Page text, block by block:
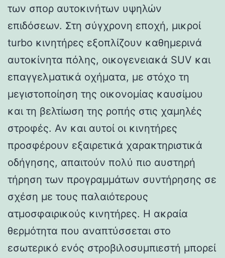
των σπορ αυτοκινήτων υψηλών
επιδόσεων. Στη σύγχρονη εποχή, μικροί
turbo κινητήρες εξοπλίζουν καθημερινά
αυτοκίνητα πόλης, οικογενειακά SUV και
επαγγελματικά οχήματα, με στόχο τη
μεγιστοποίηση της οικονομίας καυσίμου
και τη βελτίωση της ροπής στις χαμηλές
στροφές. Αν και αυτοί οι κινητήρες
προσφέρουν εξαιρετικά χαρακτηριστικά
οδήγησης, απαιτούν πολύ πιο αυστηρή
τήρηση των προγραμμάτων συντήρησης σε
σχέση με τους παλαιότερους
ατμοσφαιρικούς κινητήρες. Η ακραία
θερμότητα που αναπτύσσεται στο
εσωτερικό ενός στροβιλοσυμπιεστή μπορεί